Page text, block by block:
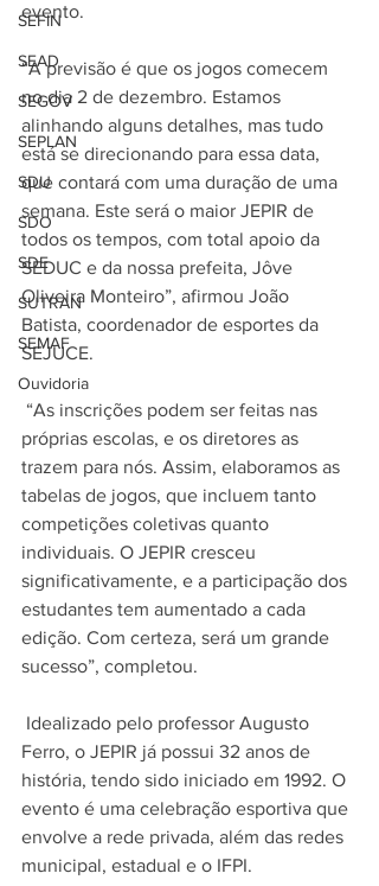
SEFIN
SEAD
SEGOV
SEPLAN
SDU
SDO
SDE
SUTRAN
SEMAF
Ouvidoria
evento.
“A previsão é que os jogos comecem
no dia 2 de dezembro. Estamos
alinhando alguns detalhes, mas tudo
está se direcionando para essa data,
que contará com uma duração de uma
semana. Este será o maior JEPIR de
todos os tempos, com total apoio da
SEDUC e da nossa prefeita, Jôve
Oliveira Monteiro”, afirmou João
Batista, coordenador de esportes da
SEJUCE.
próprias escolas, e os diretores as
trazem para nós. Assim, elaboramos as
tabelas de jogos, que incluem tanto
competições coletivas quanto
individuais. O JEPIR cresceu
significativamente, e a participação dos
estudantes tem aumentado a cada
edição. Com certeza, será um grande
sucesso”, completou.
Ferro, o JEPIR já possui 32 anos de
história, tendo sido iniciado em 1992. O
evento é uma celebração esportiva que
envolve a rede privada, além das redes
municipal, estadual e o IFPI.